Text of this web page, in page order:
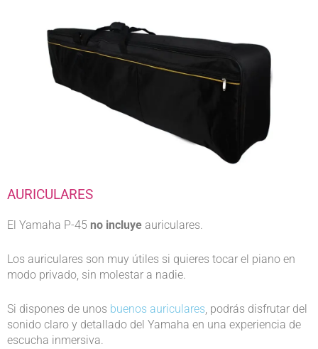
AURICULARES
El Yamaha P-45 no incluye auriculares.
Los auriculares son muy útiles si quieres tocar el piano en
modo privado, sin molestar a nadie.
Si dispones de unos buenos auriculares , podrás disfrutar del
sonido claro y detallado del Yamaha en una experiencia de
escucha inmersiva.